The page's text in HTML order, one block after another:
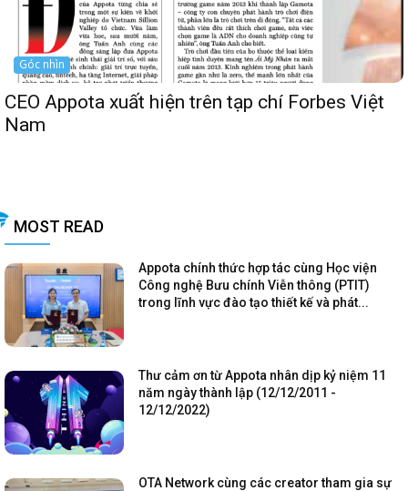
Góc nhìn
CEO Appota xuất hiện trên tạp chí Forbes Việt
Nam
MOST READ
Appota chính thức hợp tác cùng Học viện
Công nghệ Bưu chính Viễn thông (PTIT)
trong lĩnh vực đào tạo thiết kế và phát...
Thư cảm ơn từ Appota nhân dịp kỷ niệm 11
năm ngày thành lập (12/12/2011 -
12/12/2022)
OTA Network cùng các creator tham gia sự